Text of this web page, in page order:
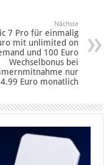
Nächste
7 Pro für einmalig
mit unlimited on
und 100 Euro
Wechselbonus bei
nur
Euro monatlich